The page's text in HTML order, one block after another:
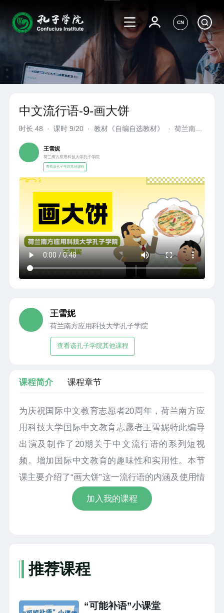
CN
中文流行语-9-画大饼
时长48 · 课时 9/20 · 教材《自编自选教材》 ·
荷兰南方
王雪妮
荷兰南方应用科技大学孔子学院
查看该孔子学院其他课程
王雪妮
荷兰南方应用科技大学孔子学院
查看该孔子学院其他课程
课程简介 课程章节
为庆祝国际中文教育志愿者20周年，荷兰南方应
用科技大学国际中文教育志愿者王雪妮特此编导
出演及制作了20期关于中文流行语的系列短视
频。增加国际中文教育的趣味性和实用性。本节
课主要介绍了“画大饼”这一流行语的内涵及使用情
加入我的课程
推荐课程
“可能补语”小课堂